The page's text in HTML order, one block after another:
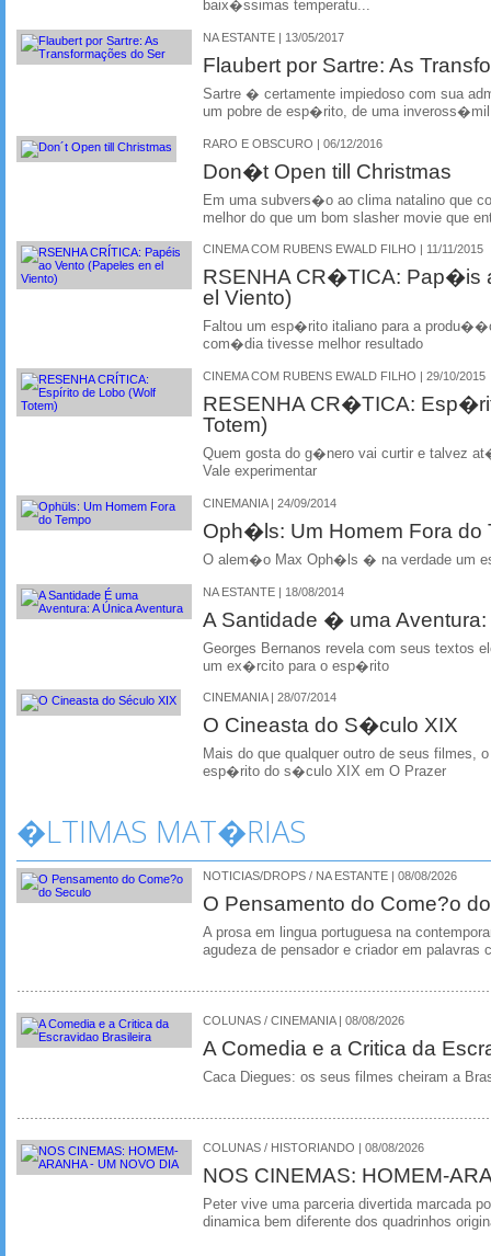
baix�ssimas temperatu...
NA ESTANTE | 13/05/2017
Flaubert por Sartre: As
Sartre � certamente impiedoso com sua
um pobre de esp�rito, de uma
RARO E OBSCURO | 06/12/2016
Don�t Open till Christmas
Em uma subvers�o ao clima natalino que
melhor do que um bom slasher movie que
CINEMA COM RUBENS EWALD FILHO | 11/11/2015
RSENHA CR�TICA: Pap�is
el Viento)
Faltou um esp�rito italiano para a
com�dia tivesse melhor resultado
CINEMA COM RUBENS EWALD FILHO | 29/10/2015
RESENHA CR�TICA:
Totem)
Quem gosta do g�nero vai curtir e talvez
Vale experimentar
CINEMANIA | 24/09/2014
Oph�ls: Um Homem Fora do
O alem�o Max Oph�ls � na verdade um
NA ESTANTE | 18/08/2014
A Santidade � uma
Georges Bernanos revela com seus textos
um ex�rcito para o esp�rito
CINEMANIA | 28/07/2014
O Cineasta do S�culo XIX
Mais do que qualquer outro de seus
esp�rito do s�culo XIX em O Prazer
�LTIMAS MAT�RIAS
NOTICIAS/DROPS / NA ESTANTE | 08/08/2026
O Pensamento do Come?o
A prosa em lingua portuguesa na
agudeza de pensador e criador em palavras
COLUNAS / CINEMANIA | 08/08/2026
A Comedia e a Critica da
Caca Diegues: os seus filmes cheiram a
COLUNAS / HISTORIANDO | 08/08/2026
NOS CINEMAS: HOMEM-
Peter vive uma parceria divertida marcada
dinamica bem diferente dos quadrinhos